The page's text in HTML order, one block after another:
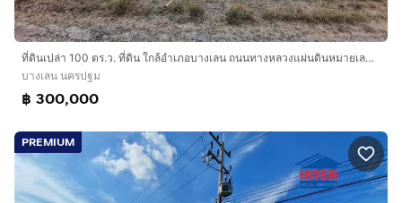
ที่ดินเปล่า 100 ตร.ว. ที่ดิน ใกล้อำเภอบางเลน ถนนทางหลวงแผ่นดินหมายเลข346 (ถนนปทุมธานี-บางเลน) บางเลน นครปฐม
บางเลน นครปฐม
฿ 300,000
PREMIUM